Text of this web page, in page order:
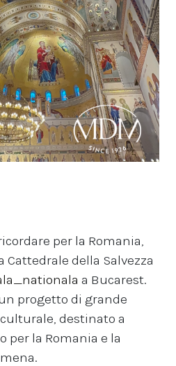
per la Romania,
della Salvezza
a Bucarest.
progetto di grande
destinato a
per la Romania e la